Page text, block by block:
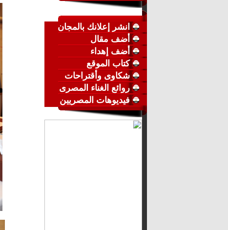
انشر إعلانك بالمجان
أضف مقال
أضف إهداء
كتاب الموقع
شكاوى وأقتراحات
روائع الغناء المصرى
فيديوهات المصريين